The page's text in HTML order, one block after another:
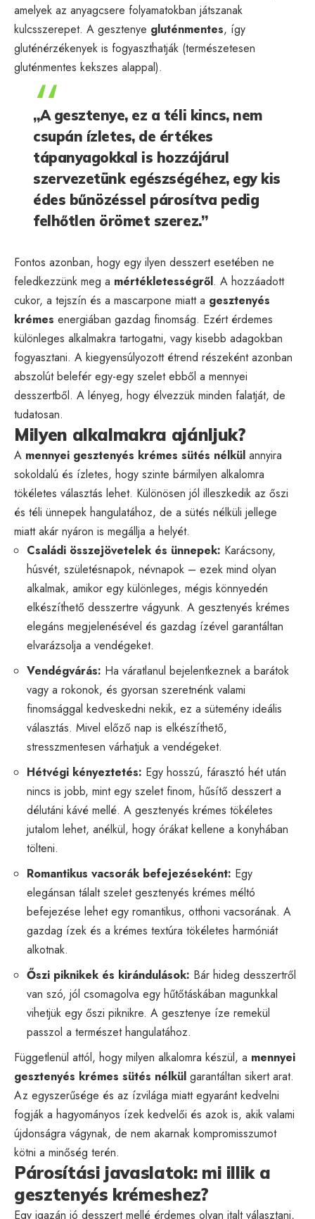
amelyek az anyagcsere folyamatokban játszanak
kulcsszerepet. A gesztenye gluténmentes, így
gluténérzékenyek is fogyaszthatják (természetesen
gluténmentes kekszes alappal).
„A gesztenye, ez a téli kincs, nem
csupán ízletes, de értékes
tápanyagokkal is hozzájárul
szervezetünk egészségéhez, egy kis
édes bűnözéssel párosítva pedig
felhőtlen örömet szerez.”
Fontos azonban, hogy egy ilyen desszert esetében ne
feledkezzünk meg a mértékletességről. A hozzáadott
cukor, a tejszín és a mascarpone miatt a gesztenyés
krémes energiában gazdag finomság. Ezért érdemes
különleges alkalmakra tartogatni, vagy kisebb adagokban
fogyasztani. A kiegyensúlyozott étrend részeként azonban
abszolút belefér egy-egy szelet ebből a mennyei
desszertből. A lényeg, hogy élvezzük minden falatját, de
tudatosan.
Milyen alkalmakra ajánljuk?
A mennyei gesztenyés krémes sütés nélkül annyira
sokoldalú és ízletes, hogy szinte bármilyen alkalomra
tökéletes választás lehet. Különösen jól illeszkedik az őszi
és téli ünnepek hangulatához, de a sütés nélküli jellege
miatt akár nyáron is megállja a helyét.
Családi összejövetelek és ünnepek: Karácsony,
húsvét, születésnapok, névnapok – ezek mind olyan
alkalmak, amikor egy különleges, mégis könnyedén
elkészíthető desszertre vágyunk. A gesztenyés krémes
elegáns megjelenésével és gazdag ízével garantáltan
elvarázsolja a vendégeket.
Vendégvárás: Ha váratlanul bejelentkeznek a barátok
vagy a rokonok, és gyorsan szeretnénk valami
finomsággal kedveskedni nekik, ez a sütemény ideális
választás. Mivel előző nap is elkészíthető,
stresszmentesen várhatjuk a vendégeket.
Hétvégi kényeztetés: Egy hosszú, fárasztó hét után
nincs is jobb, mint egy szelet finom, hűsítő desszert a
délutáni kávé mellé. A gesztenyés krémes tökéletes
jutalom lehet, anélkül, hogy órákat kellene a konyhában
tölteni.
Romantikus vacsorák befejezéseként: Egy
elegánsan tálalt szelet gesztenyés krémes méltó
befejezése lehet egy romantikus, otthoni vacsorának. A
gazdag ízek és a krémes textúra tökéletes harmóniát
alkotnak.
Őszi piknikek és kirándulások: Bár hideg desszertről
van szó, jól csomagolva egy hűtőtáskában magunkkal
vihetjük egy őszi piknikre. A gesztenye íze remekül
passzol a természet hangulatához.
Függetlenül attól, hogy milyen alkalomra készül, a mennyei
gesztenyés krémes sütés nélkül garantáltan sikert arat.
Az egyszerűsége és az ízvilága miatt egyaránt kedvelni
fogják a hagyományos ízek kedvelői és azok is, akik valami
újdonságra vágynak, de nem akarnak kompromisszumot
kötni a minőség terén.
Párosítási javaslatok: mi illik a
gesztenyés krémeshez?
Egy igazán jó desszert mellé érdemes olyan italt választani,